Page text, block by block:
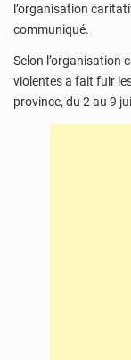
l’organisation
communiqué.
Selon l’organisation
violentes a fait fuir
province, du 2 au 9